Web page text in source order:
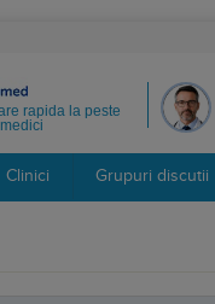
rapida la peste
Clinici Grupuri discutii